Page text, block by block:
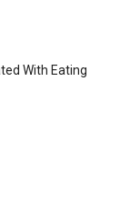
With Eating